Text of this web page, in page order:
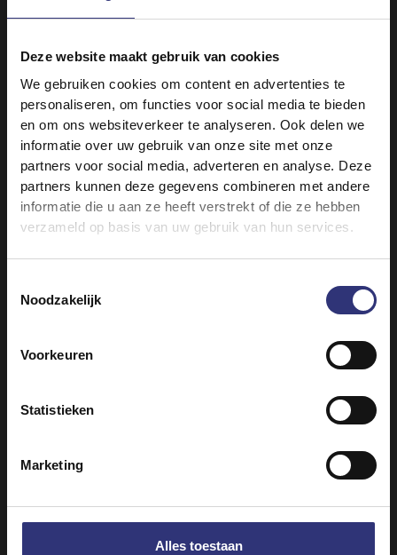
Deze website maakt gebruik van cookies
We gebruiken cookies om content en advertenties te
personaliseren, om functies voor social media te bieden
en om ons websiteverkeer te analyseren. Ook delen we
informatie over uw gebruik van onze site met onze
partners voor social media, adverteren en analyse. Deze
partners kunnen deze gegevens combineren met andere
informatie die u aan ze heeft verstrekt of die ze hebben
verzameld op basis van uw gebruik van hun services.
Noodzakelijk
Voorkeuren
Statistieken
Marketing
Alles toestaan
Maar wat is de
Lees in dit artikel
alles over het
Holifeest!
het in dit artikel.
gebergte tot een
het VK: we kijken
fantastische jaren
waarin we alleen de
allerbeste rijst voor